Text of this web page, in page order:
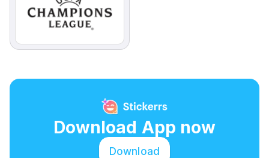
Download App now
Download